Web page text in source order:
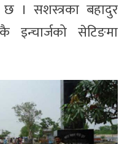
। सशस्त्रका बहादुर
इन्चार्जको सेटिङमा